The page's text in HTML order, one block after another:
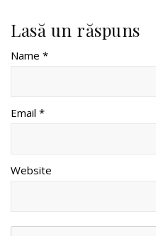
Lasă un răspuns
Name *
Email *
Website